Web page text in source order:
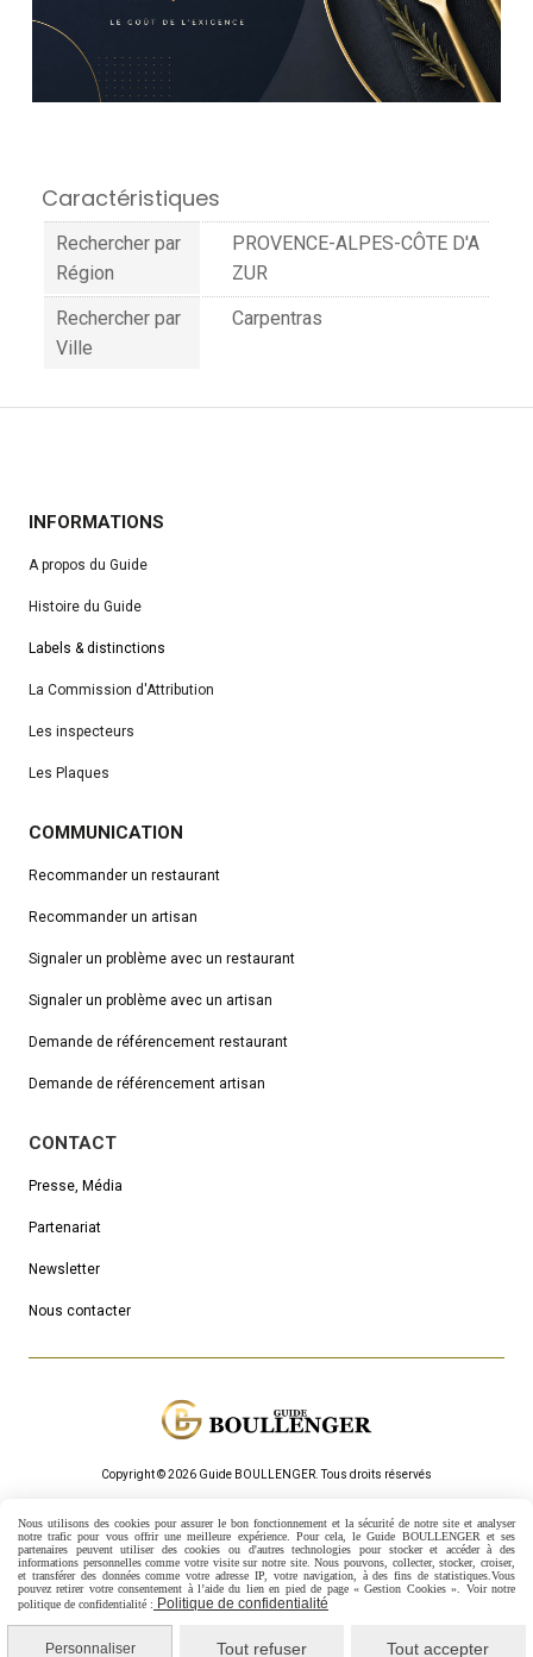
Caractéristiques
Rechercher par
Région
PROVENCE-ALPES-CÔTE D'A
ZUR
Rechercher par
Ville
Carpentras
INFORMATIONS
A propos du Guide
Histoire du Guide
Labels & distinctions
La Commission d'Attribution
Les inspecteurs
Les Plaques
COMMUNICATION
Recommander un restaurant
Recommander un artisan
Signaler un problème avec un restaurant
Signaler un problème avec un artisan
Demande de référencement restaurant
Demande de référencement artisan
CONTACT
Presse, Média
Partenariat
Newsletter
Nous contacter
Copyright © 2026 Guide BOULLENGER.Τous droits réservés
Mon Compte
Créer un site internet
Nous utilisons des cookies pour assurer le bon fonctionnement et la sécurité de notre site et analyser
notre trafic pour vous offrir une meilleure expérience. Pour cela, le Guide BOULLENGER et ses
partenaires peuvent utiliser des cookies ou d'autres technologies pour stocker et accéder à des
informations personnelles comme votre visite sur notre site.Nous pouvons, collecter, stocker, croiser,
et transférer des données comme votre adresse IP, votre navigation, à des fins de statistiques. Vous
pouvez retirer votre consentement à l’aide du lien en pied de page « Gestion Cookies ». Voir notre
politique de confidentialité : Politique de confidentialité
Personnaliser Tout refuser Tout accepter